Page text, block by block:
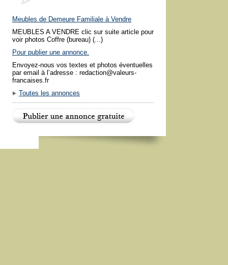
Meubles de Demeure Familiale à Vendre
MEUBLES A VENDRE clic sur suite article pour
voir photos Coffre (bureau) (...)
Pour publier une annonce.
Envoyez-nous vos textes et photos éventuelles
par email à l’adresse : redaction@valeurs-
francaises.fr
Toutes les annonces